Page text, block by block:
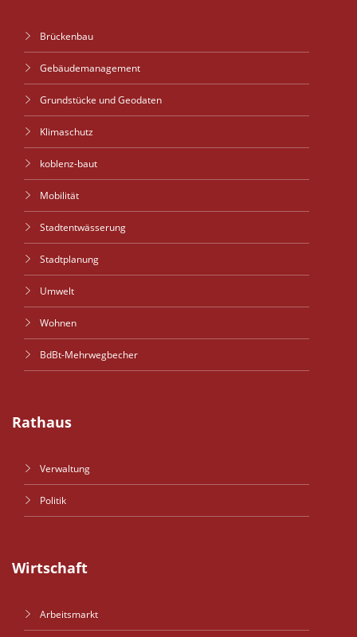
Brückenbau
Gebäudemanagement
Grundstücke und Geodaten
Klimaschutz
koblenz-baut
Mobilität
Stadtentwässerung
Stadtplanung
Umwelt
Wohnen
BdBt-Mehrwegbecher
Rathaus
Verwaltung
Politik
Wirtschaft
Arbeitsmarkt